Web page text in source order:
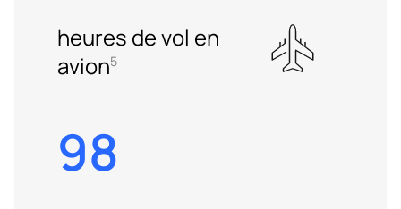
heures de vol en
avion5
98